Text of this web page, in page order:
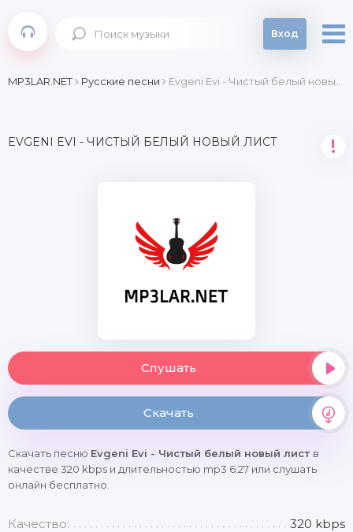
Вход
MP3LAR.NET Русские песни Evgeni Evi - Чистый белый новый лист
EVGENI EVI - ЧИСТЫЙ БЕЛЫЙ НОВЫЙ ЛИСТ !
Слушать
Скачать
Скачать песню Evgeni Evi - Чистый белый новый лист в
качестве 320 kbps и длительностью mp3 6:27 или слушать
онлайн бесплатно.
Качество: 320 kbps